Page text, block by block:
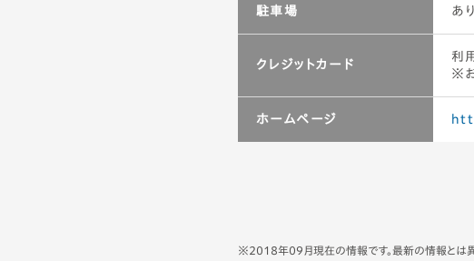
駐車場 あ
クレジットカード
利
※
ホームページ
※2018年09月現在の情報です。最新の情報とは